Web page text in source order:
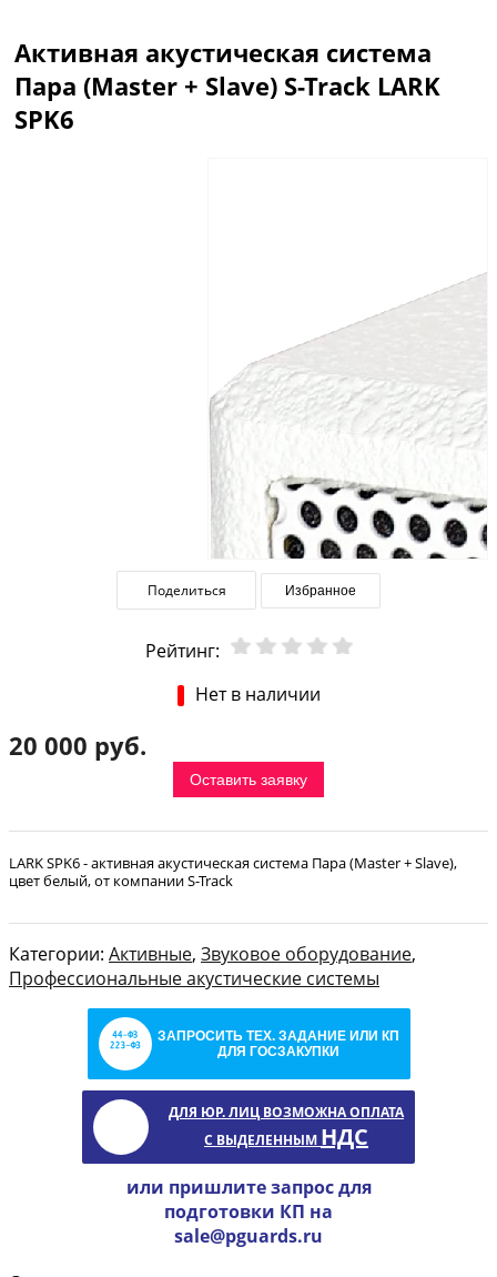
Активная акустическая система
Пара (Master + Slave) S-Track LARK
SPK6
Поделиться Избранное
Рейтинг:
Нет в наличии
20 000 руб.
Оставить заявку
LARK SPK6 - активная акустическая система Пара (Master + Slave),
цвет белый, от компании S-Track
Категории: Активные, Звуковое оборудование,
Профессиональные акустические системы
ЗАПРОСИТЬ ТЕХ. ЗАДАНИЕ ИЛИ КП
ДЛЯ ГОСЗАКУПКИ
ДЛЯ ЮР. ЛИЦ ВОЗМОЖНА ОПЛАТА
С ВЫДЕЛЕННЫМ НДС
или пришлите запрос для
подготовки КП на
sale@pguards.ru